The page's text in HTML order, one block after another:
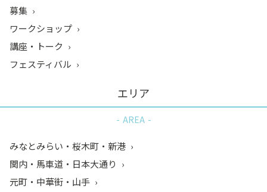
募集
ワークショップ
講座・トーク
フェスティバル
エリア
AREA
みなとみらい・桜木町・新港
関内・馬車道・日本大通り
元町・中華街・山手